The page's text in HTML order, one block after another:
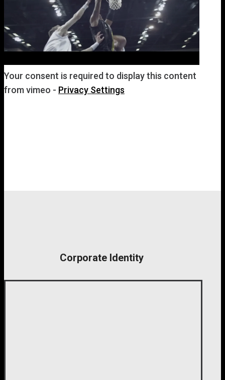
Your consent is required to display this content
from vimeo - Privacy Settings
Corporate Identity